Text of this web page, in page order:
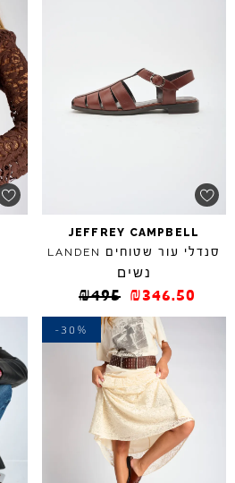
JEFFREY CAMPBELL
סנדלי עור שטוחים LANDEN
נשים
₪495 ₪346.50
-30%